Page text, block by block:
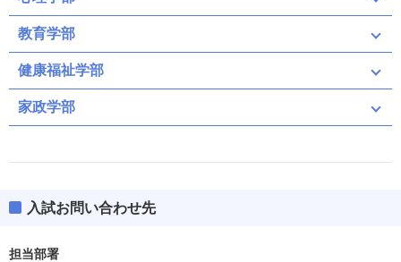
教育学部
健康福祉学部
家政学部
入試お問い合わせ先
担当部署